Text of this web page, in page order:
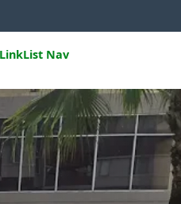
Nav
Kami Publikasi Jaringan